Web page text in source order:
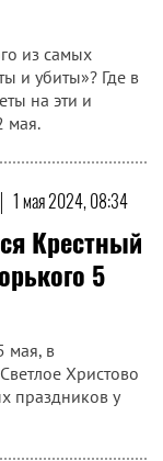
из самых
и убиты»? Где в
на эти и
мая.
| 1 мая 2024, 08:34
Крестный
5
мая, в
Христово
праздников у